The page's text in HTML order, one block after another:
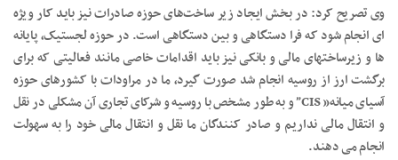
وی تصریح کرد: در بخش ایجاد زیر ساخت‌های حوزه صادرات نیز باید کار ویژه
ای انجام شود که فرا دستگاهی و بین دستگاهی است. در حوزه لجستیک، پایانه
ها و زیرساختهای مالی و بانکی نیز باید اقدامات خاصی مانند فعالیتی که برای
برگشت ارز از روسیه انجام شد صورت گیرد، ما در مراودات با کشورهای حوزه
آسیای میانه” CIS” و به طور مشخص با روسیه و شرکای تجاری آن مشکلی در نقل
و انتقال مالی نداریم و صادر کنندگان ما نقل و انتقال مالی خود را به سهولت
انجام می دهند.